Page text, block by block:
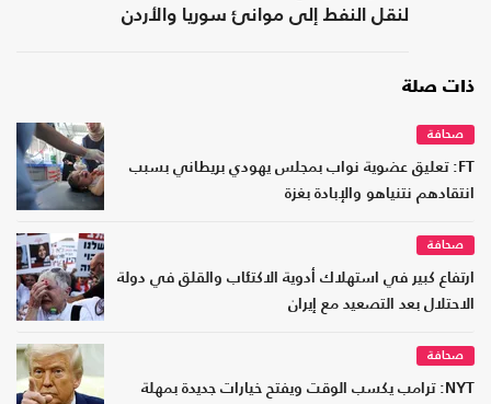
لنقل النفط إلى موانئ سوريا والأردن
ذات صلة
صحافة
FT: تعليق عضوية نواب بمجلس يهودي بريطاني بسبب
انتقادهم نتنياهو والإبادة بغزة
صحافة
ارتفاع كبير في استهلاك أدوية الاكتئاب والقلق في دولة
الاحتلال بعد التصعيد مع إيران
صحافة
NYT: ترامب يكسب الوقت ويفتح خيارات جديدة بمهلة